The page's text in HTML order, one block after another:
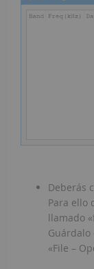
Deberás
Para ello
llamado
«File –